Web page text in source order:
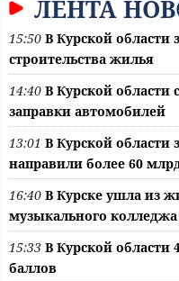
ЛЕНТА
15:50 В Курской области
строительства жилья
14:40 В Курской области
заправки автомобилей
13:01 В Курской области
направили более 60
16:40 В Курске ушла из
музыкального
15:33 В Курской области
баллов